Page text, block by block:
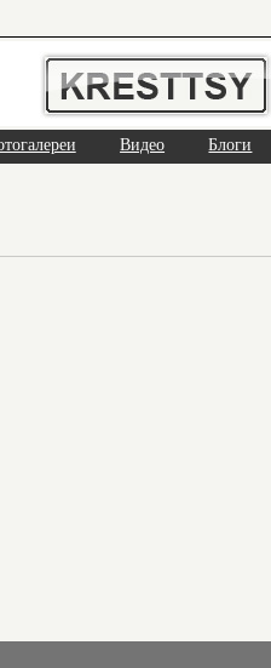
Видео Блоги